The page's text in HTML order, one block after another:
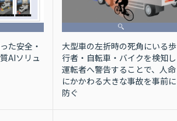
た安全・
AIソリュ
大型車の左折時の死角にいる歩
行者・自転車・バイクを検知し
運転者へ警告することで、人命
にかかわる大きな事故を事前に
防ぐ